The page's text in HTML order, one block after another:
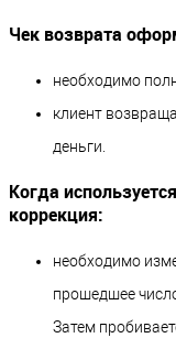
Чек возврата
необходимо
клиент
деньги.
Когда
коррекция:
необходимо
прошедшее
Затем